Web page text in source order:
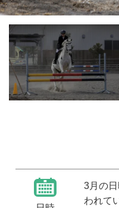
3月の
われて